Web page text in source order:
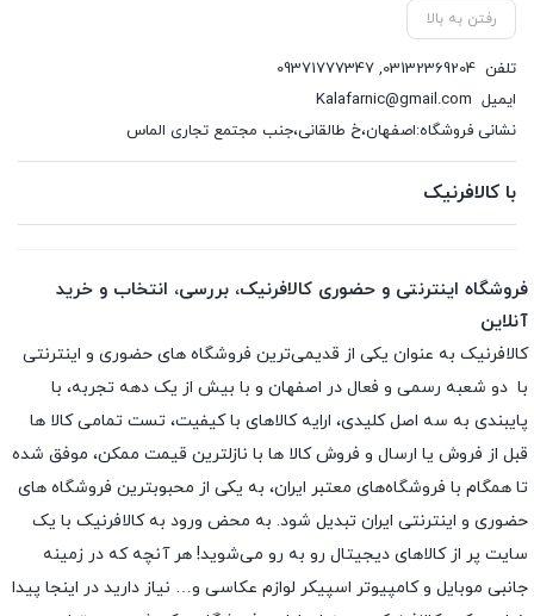
رفتن به بالا
تلفن 03132369204
,
09371777347
ایمیل Kalafarnic@gmail.com
نشانی فروشگاه:اصفهان،خ طالقانی،جنب مجتمع تجاری الماس
با کالافرنیک
فروشگاه اینترنتی و حضوری کالافرنیک، بررسی، انتخاب و خرید
آنلاین
کالافرنیک به عنوان یکی از قدیمی‌ترین فروشگاه های حضوری و اینترنتی
با دو شعبه رسمی و فعال در اصفهان و با بیش از یک دهه تجربه، با
پایبندی به سه اصل کلیدی، ارایه کالاهای با کیفیت، تست تمامی کالا ها
قبل از فروش یا ارسال و فروش کالا ها با نازلترین قیمت ممکن، موفق شده
تا همگام با فروشگاه‌های معتبر ایران، به یکی از محبوبترین فروشگاه های
حضوری و اینترنتی ایران تبدیل شود. به محض ورود به کالافرنیک با یک
سایت پر از کالاهای دیجیتال رو به رو می‌شوید! هر آنچه که در زمینه
جانبی موبایل و کامپیوتر اسپیکر لوازم عکاسی و… نیاز دارید در اینجا پیدا